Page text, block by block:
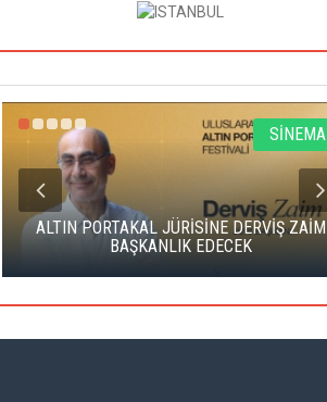
SİNEMA
ALTIN PORTAKAL JÜRİSİNE DERVİŞ ZAİM
BAŞKANLIK EDECEK